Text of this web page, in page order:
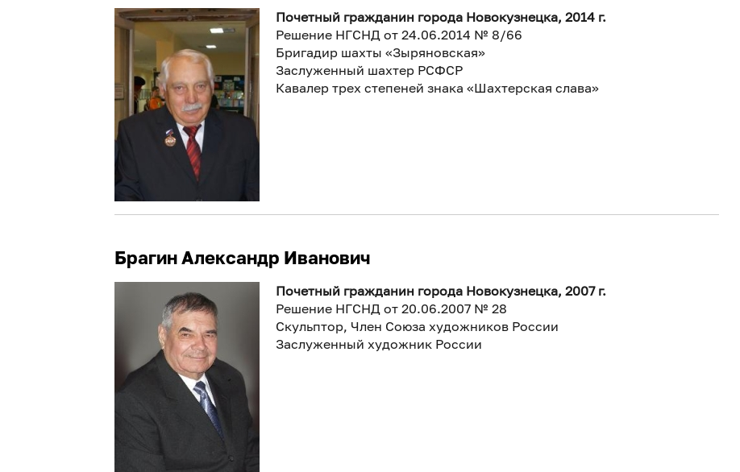
Почетный гражданин города Новокузнецка, 2014 г.
Решение НГСНД от 24.06.2014 № 8/66
Бригадир шахты «Зыряновская»
Заслуженный шахтер РСФСР
Кавалер трех степеней знака «Шахтерская слава»
Брагин Александр Иванович
Почетный гражданин города Новокузнецка, 2007 г.
Решение НГСНД от 20.06.2007 № 28
Скульптор, Член Союза художников России
Заслуженный художник России